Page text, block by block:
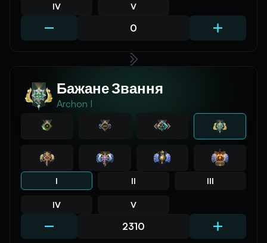
IV V
Бажане Звання
Archon I
I II III
IV V